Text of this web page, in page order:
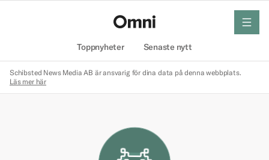
Toppnyheter Senaste nytt
meny
Schibsted News Media AB är ansvarig för dina data på denna webbplats.
Läs mer här